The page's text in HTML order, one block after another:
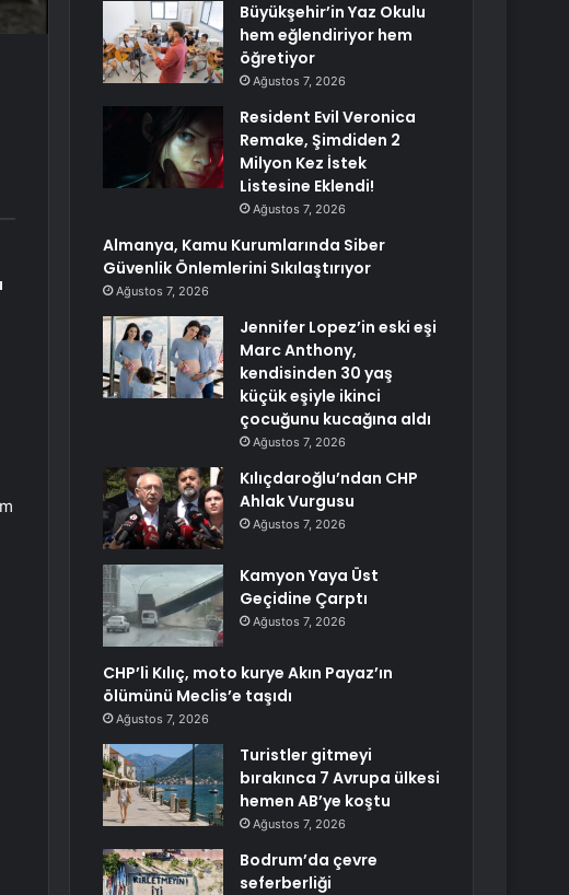
Büyükşehir’in Yaz Okulu
hem eğlendiriyor hem
öğretiyor
Ağustos 7, 2026
Resident Evil Veronica
Remake, Şimdiden 2
Milyon Kez İstek
Listesine Eklendi!
Ağustos 7, 2026
Almanya, Kamu Kurumlarında Siber
Güvenlik Önlemlerini Sıkılaştırıyor
Ağustos 7, 2026
Jennifer Lopez’in eski eşi
Marc Anthony,
kendisinden 30 yaş
küçük eşiyle ikinci
çocuğunu kucağına aldı
Ağustos 7, 2026
Kılıçdaroğlu’ndan CHP
Ahlak Vurgusu
Ağustos 7, 2026
Kamyon Yaya Üst
Geçidine Çarptı
Ağustos 7, 2026
CHP’li Kılıç, moto kurye Akın Payaz’ın
ölümünü Meclis’e taşıdı
Ağustos 7, 2026
Turistler gitmeyi
bırakınca 7 Avrupa ülkesi
hemen AB’ye koştu
Ağustos 7, 2026
Bodrum’da çevre
seferberliği